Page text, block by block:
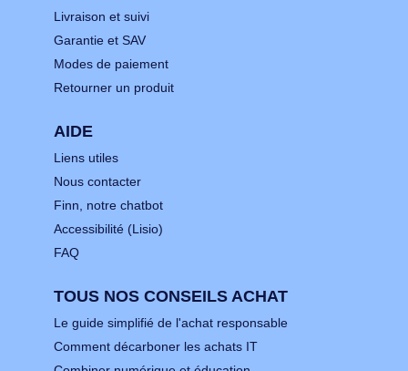
Livraison et suivi
Garantie et SAV
Modes de paiement
Retourner un produit
AIDE
Liens utiles
Nous contacter
Finn, notre chatbot
Accessibilité (Lisio)
FAQ
TOUS NOS CONSEILS ACHAT
Le guide simplifié de l'achat responsable
Comment décarboner les achats IT